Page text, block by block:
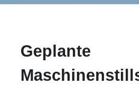
Geplante